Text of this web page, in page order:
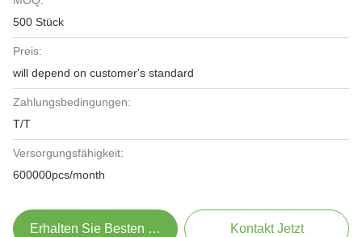
500 Stück
Preis:
will depend on customer's standard
Zahlungsbedingungen:
T/T
Versorgungsfähigkeit:
600000pcs/month
Erhalten Sie Besten Preis Kontakt Jetzt